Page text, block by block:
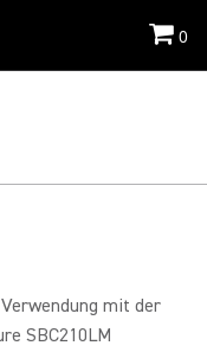
0
mit der
SBC210LM